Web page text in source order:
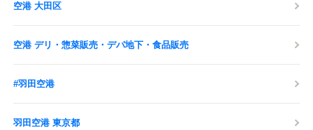
空港 大田区
空港 デリ・惣菜販売・デパ地下・食品販売
#羽田空港
羽田空港 東京都